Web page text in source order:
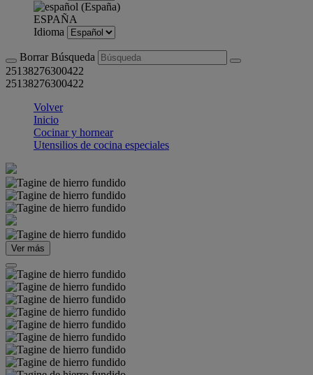
ESPAÑA
Idioma
Borrar Búsqueda
25138276300422
25138276300422
Volver
Inicio
Cocinar y hornear
Utensilios de cocina especiales
Ver más